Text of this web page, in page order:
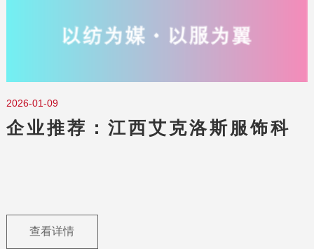
2026-01-09
企业推荐：江西艾克洛斯服饰科
查看详情